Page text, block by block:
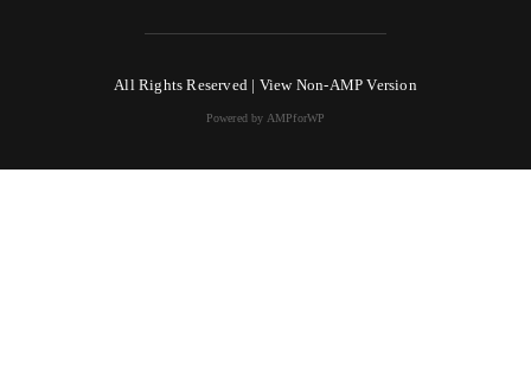
All Rights Reserved | View Non-AMP Version
Powered by AMPforWP